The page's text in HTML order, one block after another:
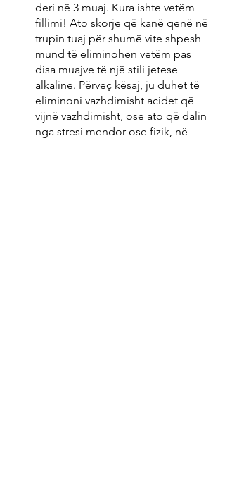
deri në 3 muaj. Kura ishte vetëm
fillimi! Ato skorje që kanë qenë në
trupin tuaj për shumë vite shpesh
mund të eliminohen vetëm pas
disa muajve të një stili jetese
alkaline. Përveç kësaj, ju duhet të
eliminoni vazhdimisht acidet që
vijnë vazhdimisht, ose ato që dalin
nga stresi mendor ose fizik, në